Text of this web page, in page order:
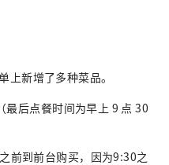
上新增了多种菜品。
最后点餐时间为早上 9 点 30
前到前台购买，因为9:30之